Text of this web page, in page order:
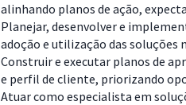
alinhando planos de ação,
Planejar, desenvolver e
adoção e utilização das soluções
Construir e executar planos de
e perfil de cliente, priorizando
Atuar como especialista em